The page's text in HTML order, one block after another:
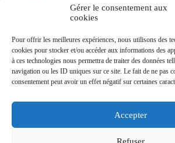
Gérer le consentement aux
cookies
Pour offrir les meilleures expériences, nous utilisons des
cookies pour stocker et/ou accéder aux informations des
à ces technologies nous permettra de traiter des données
navigation ou les ID uniques sur ce site. Le fait de ne pas
consentement peut avoir un effet négatif sur certaines
Accepter
Refuser
Mentions Légales
Plan de site
Contact
À propos
Dolum magazine vous guide dans l'art de
habitat. De lachaise Baumannvintage aux
, nous explorons toutes les